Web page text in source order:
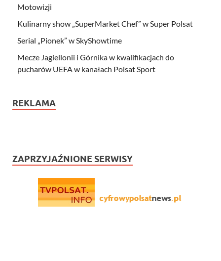
Motowizji
Kulinarny show „SuperMarket Chef” w Super Polsat
Serial „Pionek” w SkyShowtime
Mecze Jagiellonii i Górnika w kwalifikacjach do
pucharów UEFA w kanałach Polsat Sport
REKLAMA
ZAPRZYJAŹNIONE SERWISY